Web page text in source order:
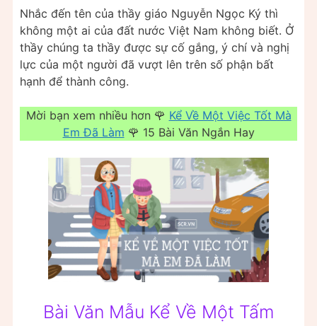
Nhắc đến tên của thầy giáo Nguyễn Ngọc Ký thì
không một ai của đất nước Việt Nam không biết. Ở
thầy chúng ta thầy được sự cố gắng, ý chí và nghị
lực của một người đã vượt lên trên số phận bất
hạnh để thành công.
Mời bạn xem nhiều hơn 🌹 Kể Về Một Việc Tốt Mà
Em Đã Làm 🌹 15 Bài Văn Ngắn Hay
Bài Văn Mẫu Kể Về Một Tấm